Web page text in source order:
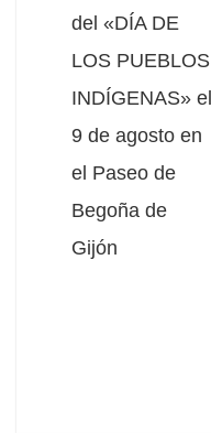
del «DÍA DE
LOS PUEBLOS
INDÍGENAS» el
9 de agosto en
el Paseo de
Begoña de
Gijón